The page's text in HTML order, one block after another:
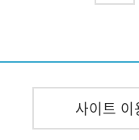
사이트 이